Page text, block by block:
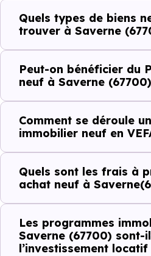
qui constituent autant
ou investir dans la commune.
Combien coûte un
(67700) ?
C'est souvent la première
prix à connaître pour un
(67700) :
minimum
Quels types de biens
trouver à Saverne
Peut-on bénéficier du
neuf à Saverne
Comment se déroule
immobilier neuf en
Quels sont les frais à
achat neuf à
Les programmes
Saverne (67700) sont-
l’investissement locatif